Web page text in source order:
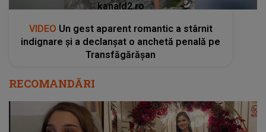
kanald2.ro
VIDEO Un gest aparent romantic a stârnit
indignare și a declanșat o anchetă penală pe
Transfăgărășan
RECOMANDĂRI